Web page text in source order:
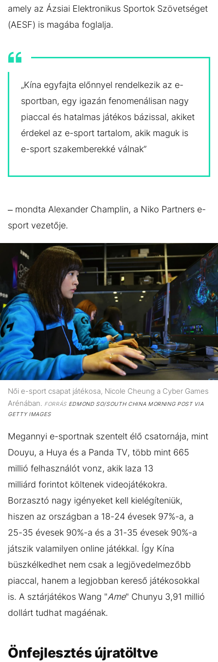
amely az Ázsiai Elektronikus Sportok Szövetséget
(AESF) is magába foglalja.
„Kína egyfajta előnnyel rendelkezik az e-
sportban, egy igazán fenomenálisan nagy
piaccal és hatalmas játékos bázissal, akiket
érdekel az e-sport tartalom, akik maguk is
e-sport szakemberekké válnak”
– mondta Alexander Champlin, a Niko Partners e-
sport vezetője.
Női e-sport csapat játékosa, Nicole Cheung a Cyber Games
Arénában. FORRÁSEDMOND SO/SOUTH CHINA MORNING POST VIA
GETTY IMAGES
Megannyi e-sportnak szentelt élő csatornája, mint
Douyu, a Huya és a Panda TV, több mint 665
millió felhasználót vonz, akik laza 13
milliárd forintot költenek videojátékokra.
Borzasztó nagy igényeket kell kielégíteniük,
hiszen az országban a 18-24 évesek 97%-a, a
25-35 évesek 90%-a és a 31-35 évesek 90%-a
játszik valamilyen online játékkal. Így Kína
büszkélkedhet nem csak a legjövedelmezőbb
piaccal, hanem a legjobban kereső játékosokkal
is. A sztárjátékos Wang "Ame" Chunyu 3,91 millió
dollárt tudhat magáénak.
Önfejlesztés újratöltve